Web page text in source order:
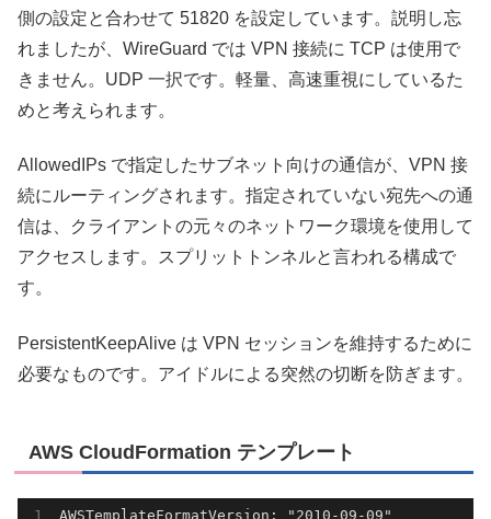
側の設定と合わせて 51820 を設定しています。説明し忘
れましたが、WireGuard では VPN 接続に TCP は使用で
きません。UDP 一択です。軽量、高速重視にしているた
めと考えられます。
AllowedIPs で指定したサブネット向けの通信が、VPN 接
続にルーティングされます。指定されていない宛先への通
信は、クライアントの元々のネットワーク環境を使用して
アクセスします。スプリットトンネルと言われる構成で
す。
PersistentKeepAlive は VPN セッションを維持するために
必要なものです。アイドルによる突然の切断を防ぎます。
AWS CloudFormation テンプレート
AWSTemplateFormatVersion: "2010-09-09"